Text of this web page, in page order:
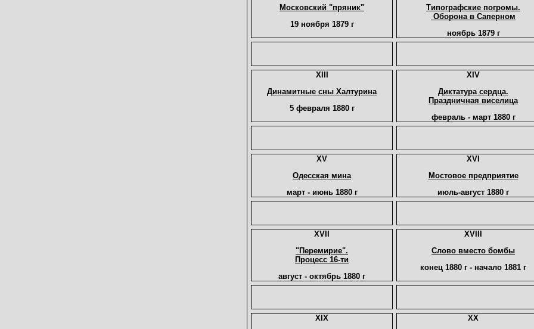
Московский "пряник"
19 ноября 1879 г
Типографские погромы.
Оборона в Саперном
ноябрь 1879 г
XIII
Динамитные сны Халтурина
5 февраля 1880 г
XIV
Диктатура сердца.
Праздничная виселица
февраль - март 1880 г
XV
Одесская мина
март - июнь 1880 г
XVI
Мостовое предприятие
июль-август 1880 г
XVII
"Перемирие".
Процесс 16-ти
август - октябрь 1880 г
XVIII
Слово вместо бомбы
конец 1880 г - начало 1881 г
XIX
XX